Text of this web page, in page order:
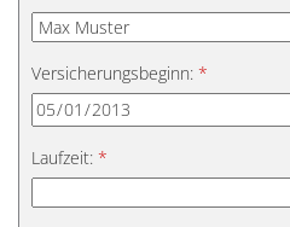
Versicherungsbeginn: *
Laufzeit: *